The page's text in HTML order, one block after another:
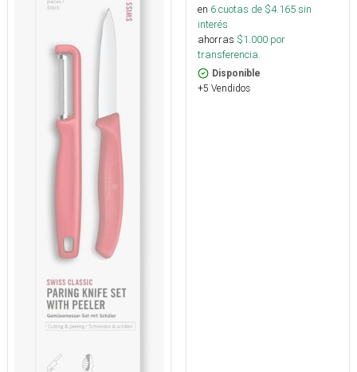
en 6cuotas de $4.165sin
interés
ahorras $1.000 por
transferencia.
Disponible
+5 Vendidos